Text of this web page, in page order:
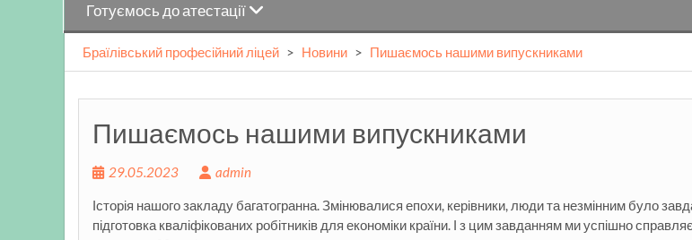
Готуємось до атестації
Браїлівський професійний ліцей > Новини > Пишаємось нашими випускниками
Пишаємось нашими випускниками
29.05.2023 admin
Історія нашого закладу багатогранна. Змінювалися епохи, керівники, люди та незмінним було
підготовка кваліфікованих робітників для економіки країни. І з цим завданням ми успішно